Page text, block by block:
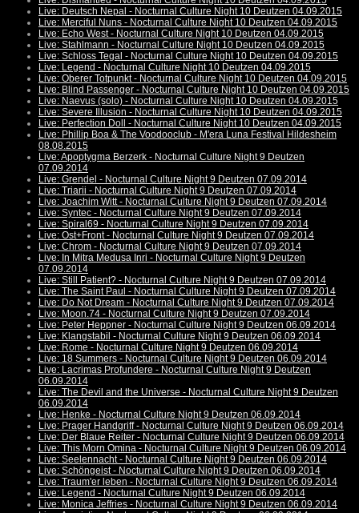
Live: Deutsch Nepal - Nocturnal Culture Night 10 Deutzen 04.09.2015
Live: Merciful Nuns - Nocturnal Culture Night 10 Deutzen 04.09.2015
Live: Echo West - Nocturnal Culture Night 10 Deutzen 04.09.2015
Live: Stahlmann - Nocturnal Culture Night 10 Deutzen 04.09.2015
Live: Schloss Tegal - Nocturnal Culture Night 10 Deutzen 04.09.2015
Live: Legend - Nocturnal Culture Night 10 Deutzen 04.09.2015
Live: Oberer Totpunkt - Nocturnal Culture Night 10 Deutzen 04.09.2015
Live: Blind Passenger - Nocturnal Culture Night 10 Deutzen 04.09.2015
Live: Naevus (solo) - Nocturnal Culture Night 10 Deutzen 04.09.2015
Live: Severe Illusion - Nocturnal Culture Night 10 Deutzen 04.09.2015
Live: Perfection Doll - Nocturnal Culture Night 10 Deutzen 04.09.2015
Live: Phillip Boa & The Voodooclub - M'era Luna Festival Hildesheim
08.08.2015
Live: Apoptygma Berzerk - Nocturnal Culture Night 9 Deutzen
07.09.2014
Live: Grendel - Nocturnal Culture Night 9 Deutzen 07.09.2014
Live: Triarii - Nocturnal Culture Night 9 Deutzen 07.09.2014
Live: Joachim Witt - Nocturnal Culture Night 9 Deutzen 07.09.2014
Live: Syntec - Nocturnal Culture Night 9 Deutzen 07.09.2014
Live: Spiral69 - Nocturnal Culture Night 9 Deutzen 07.09.2014
Live: Ost+Front - Nocturnal Culture Night 9 Deutzen 07.09.2014
Live: Chrom - Nocturnal Culture Night 9 Deutzen 07.09.2014
Live: In Mitra Medusa Inri - Nocturnal Culture Night 9 Deutzen
07.09.2014
Live: Still Patient? - Nocturnal Culture Night 9 Deutzen 07.09.2014
Live: The Saint Paul - Nocturnal Culture Night 9 Deutzen 07.09.2014
Live: Do Not Dream - Nocturnal Culture Night 9 Deutzen 07.09.2014
Live: Moon.74 - Nocturnal Culture Night 9 Deutzen 07.09.2014
Live: Peter Heppner - Nocturnal Culture Night 9 Deutzen 06.09.2014
Live: Klangstabil - Nocturnal Culture Night 9 Deutzen 06.09.2014
Live: Rome - Nocturnal Culture Night 9 Deutzen 06.09.2014
Live: 18 Summers - Nocturnal Culture Night 9 Deutzen 06.09.2014
Live: Lacrimas Profundere - Nocturnal Culture Night 9 Deutzen
06.09.2014
Live: The Devil and the Universe - Nocturnal Culture Night 9 Deutzen
06.09.2014
Live: Henke - Nocturnal Culture Night 9 Deutzen 06.09.2014
Live: Prager Handgriff - Nocturnal Culture Night 9 Deutzen 06.09.2014
Live: Der Blaue Reiter - Nocturnal Culture Night 9 Deutzen 06.09.2014
Live: This Morn Omina - Nocturnal Culture Night 9 Deutzen 06.09.2014
Live: Seelennacht - Nocturnal Culture Night 9 Deutzen 06.09.2014
Live: Schöngeist - Nocturnal Culture Night 9 Deutzen 06.09.2014
Live: Traum'er leben - Nocturnal Culture Night 9 Deutzen 06.09.2014
Live: Legend - Nocturnal Culture Night 9 Deutzen 06.09.2014
Live: Monica Jeffries - Nocturnal Culture Night 9 Deutzen 06.09.2014